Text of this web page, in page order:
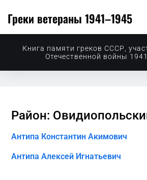
Греки ветераны 1941–1945
Книга памяти греков СССР,
Отечественной войны
Район:
Антипа Константин Акимович
Антипа Алексей Игнатьевич